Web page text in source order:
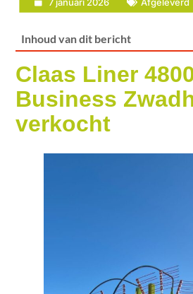
Inhoud van dit bericht
Claas Liner
Business
verkocht